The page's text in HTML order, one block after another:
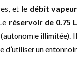
et le débit vapeur
réservoir de 0.75 L
illimitée). Il
d’utiliser un entonnoir